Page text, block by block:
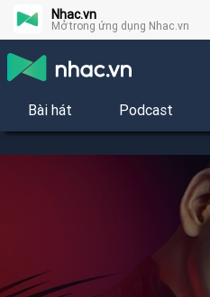
Nhac.vn
Mở trong ứng dụng Nhac.vn
Bài hát Podcast